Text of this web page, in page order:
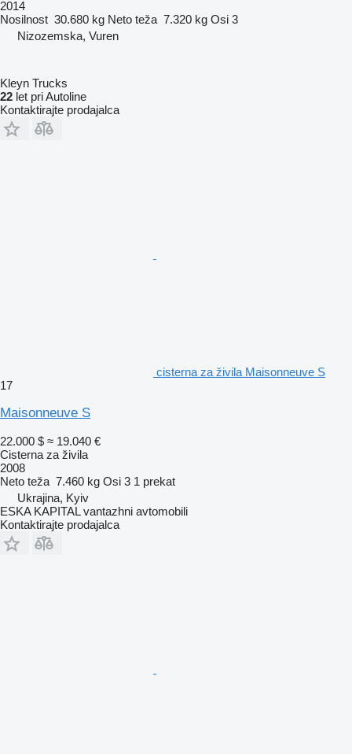
2014
Nosilnost 30.680 kg Neto teža 7.320 kg Osi 3
Nizozemska, Vuren
Kleyn Trucks
22 let pri Autoline
Kontaktirajte prodajalca
cisterna za živila Maisonneuve S
17
Maisonneuve S
22.000 $ ≈ 19.040 €
Cisterna za živila
2008
Neto teža 7.460 kg Osi 3 1 prekat
Ukrajina, Kyiv
ESKA KAPITAL vantazhni avtomobili
Kontaktirajte prodajalca